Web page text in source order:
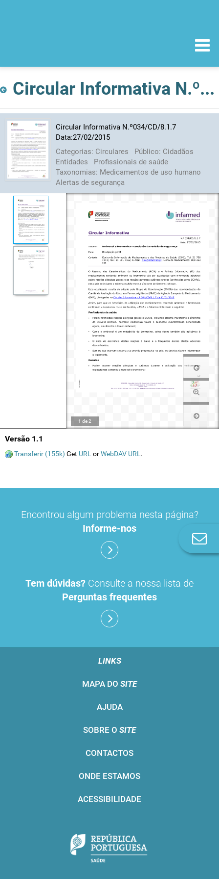
Circular Informativa N.º034/CD/8.1.7 Data:27/02/2015
Circular Informativa N.º034/CD/8.1.7
Data:27/02/2015
Categorias: Circulares Público: Cidadãos
Entidades
Profissionais de saúde
Taxonomias: Medicamentos de uso humano
Alertas de segurança
1 de2
Versão 1.1
Transferir (155k) Get URL orWebDAV URL .
Encontrou algum problema nesta página?
Informe-nos
Tem dúvidas? Consulte a nossa lista de
Perguntas frequentes
LINKS
MAPA DO SITE
AJUDA
SOBRE O SITE
CONTACTOS
ONDE ESTAMOS
ACESSIBILIDADE